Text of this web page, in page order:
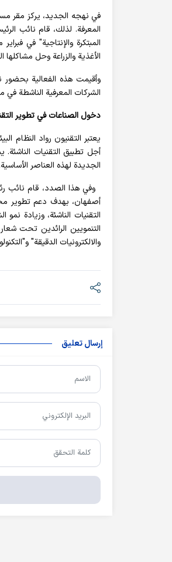
في نهجه الجديد، يركز مقر
المعرفة. لذلك، قام نائب
المبتكرة والإنتاجية" في
الأغذية والزراعة وحل
الشركات المعرفية الناشطة في
دخول الصناعات في تطوير
يعتبر التقنيون رواد النظام
أجل تطبيق التقنيات
الجديدة لهذه العناصر
وفي هذا الصدد، قام نائب
أصفهان، بهدف دعم تطوير
التقنيات الناشئة، وزيادة نمو
والالكترونيات الدقيقة"
إرسال تعليق